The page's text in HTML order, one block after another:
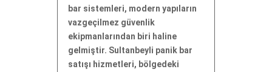
bar sistemleri, modern yapıların
vazgeçilmez güvenlik
ekipmanlarından biri haline
gelmiştir. Sultanbeyli panik bar
satışı hizmetleri, bölgedeki